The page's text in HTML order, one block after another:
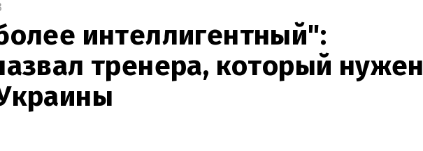
интеллигентный":
тренера, который нужен